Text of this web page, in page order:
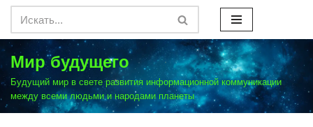
Перейти
к
содержимому
Мир будущего
Будущий мир в свете развития информационной коммуникации
между всеми людьми и народами планеты